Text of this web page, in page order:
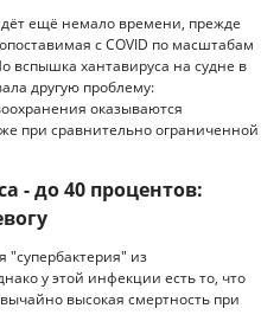
ещё немало времени, прежде
с COVID по масштабам
вспышка хантавируса на судне в
другую проблему:
оказываются
при сравнительно ограниченной
- до 40 процентов:
"супербактерия" из
у этой инфекции есть то, что
высокая смертность при